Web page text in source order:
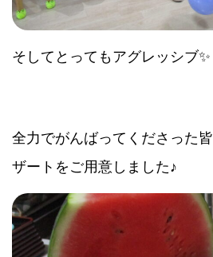
そしてとってもアグレッシブ✨
全力でがんばってくださった
ザートをご用意しました♪